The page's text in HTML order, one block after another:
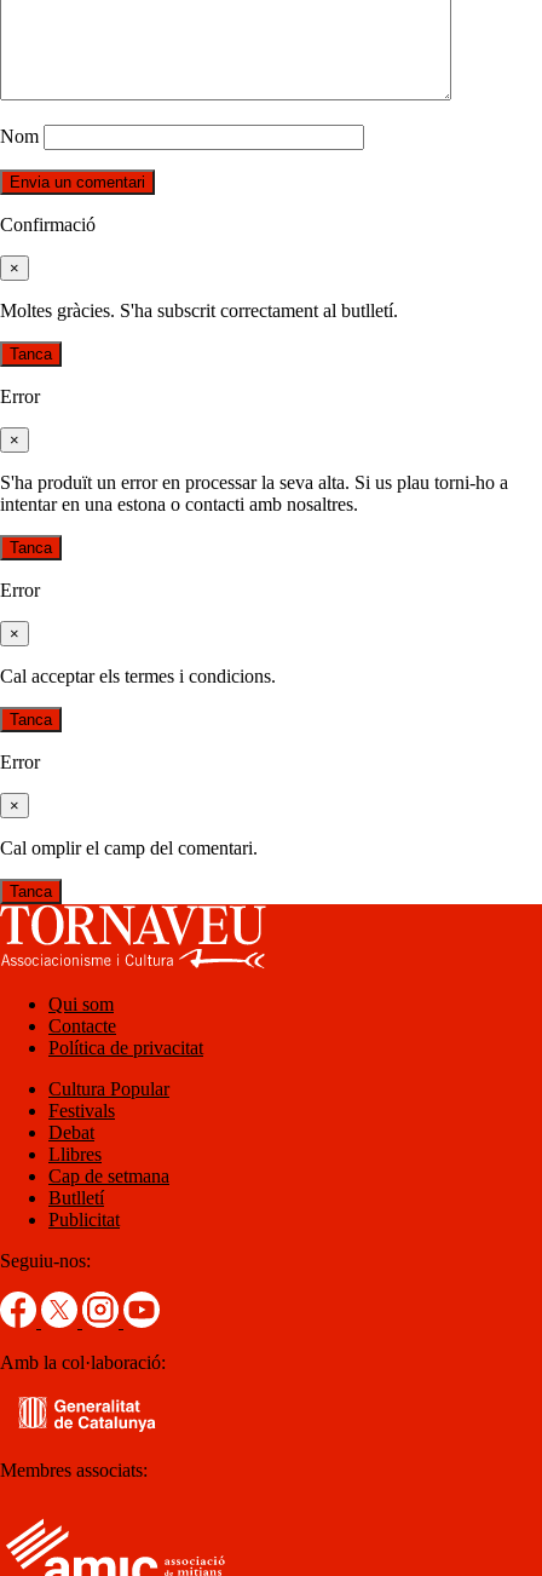
Nom
Confirmació
×
Moltes gràcies. S'ha subscrit correctament al butlletí.
Tanca
Error
×
S'ha produït un error en processar la seva alta. Si us plau torni-ho a
intentar en una estona o contacti amb nosaltres.
Tanca
Error
×
Cal acceptar els termes i condicions.
Tanca
Error
×
Cal omplir el camp del comentari.
Tanca
Qui som
Contacte
Política de privacitat
Cultura Popular
Festivals
Debat
Llibres
Cap de setmana
Butlletí
Publicitat
Seguiu-nos:
Amb la col·laboració:
Membres associats: